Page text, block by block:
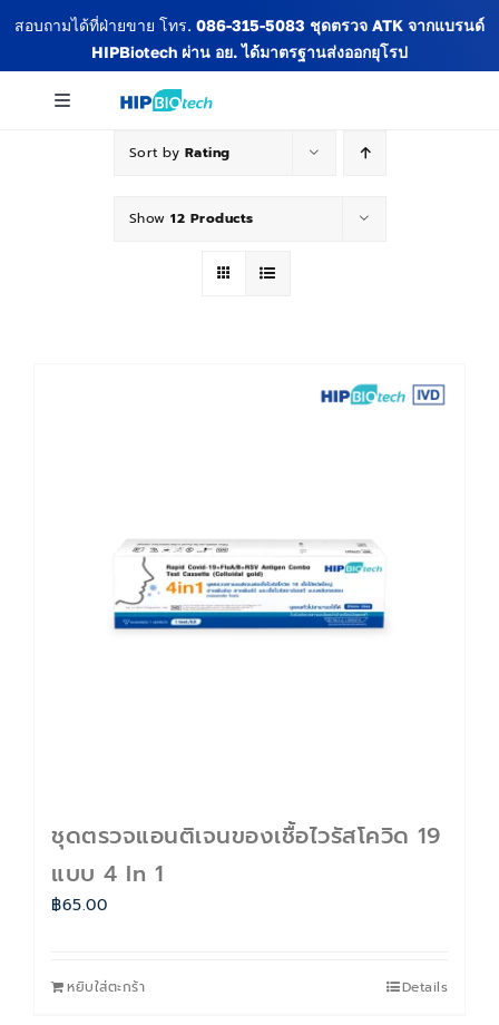
สอบถามได้ที่ฝ่ายขาย โทร. 086-315-5083 ชุดตรวจ ATK จากแบรนด์
HIPBiotech ผ่าน อย. ได้มาตรฐานส่งออกยุโรป
Toggle
Sort by Rating
Show 12 Products
ชุดตรวจแอนติเจนของเชื้อไวรัสโควิด 19
แบบ 4 In 1
฿65.00
หยิบใส่ตะกร้า Details